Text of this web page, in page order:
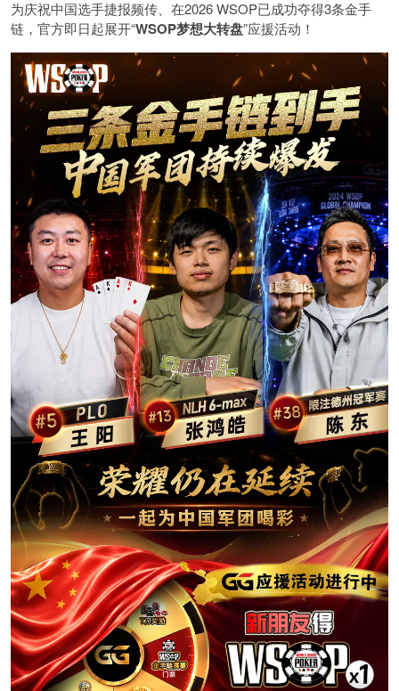
为庆祝中国选手捷报频传、在2026 WSOP已成功夺得3条金手
链，官方即日起展开“WSOP梦想大转盘”应援活动！